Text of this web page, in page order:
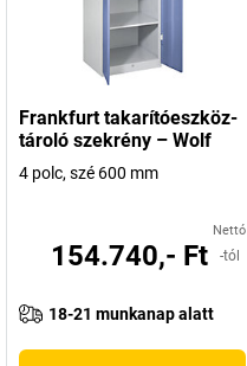
Frankfurt takarítóeszköz-
tároló szekrény – Wolf
4 polc, szé 600 mm
Nettó
154.740,- Ft -tól
18-21 munkanap alatt